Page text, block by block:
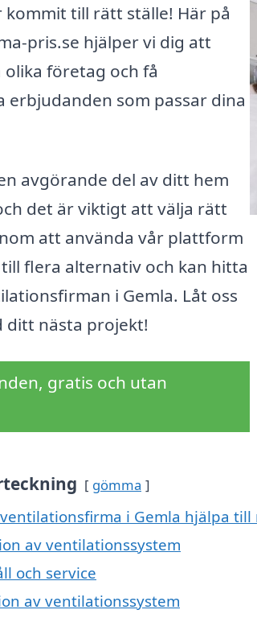
kommit till rätt ställe! Här på
pris.se hjälper vi dig att
företag och få
erbjudanden som passar dina
avgörande del av ditt hem
det är viktigt att välja rätt
att använda vår plattform
flera alternativ och kan hitta
i Gemla. Låt oss
ditt nästa projekt!
gratis och utan
gömma
i Gemla hjälpa till
av ventilationssystem
och service
av ventilationssystem